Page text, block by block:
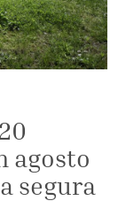
agosto
segura